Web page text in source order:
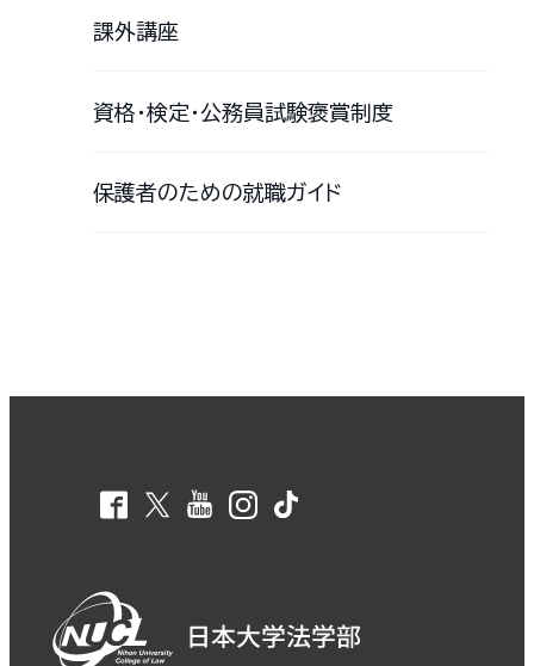
課外講座
資格・検定・公務員試験褒賞制度
保護者のための就職ガイド